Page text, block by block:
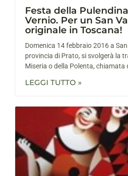
Festa della Pulendina
Vernio. Per un San
originale in Toscana!
Domenica 14 febbraio 2016 a
provincia di Prato, si svolgerà la
Miseria o della Polenta, chiamata
LEGGI TUTTO »